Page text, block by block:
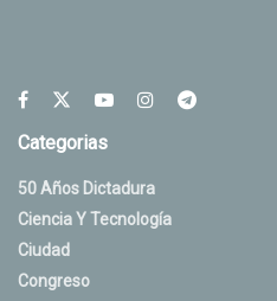
Categorias
50 Años Dictadura
Ciencia Y Tecnología
Ciudad
Congreso